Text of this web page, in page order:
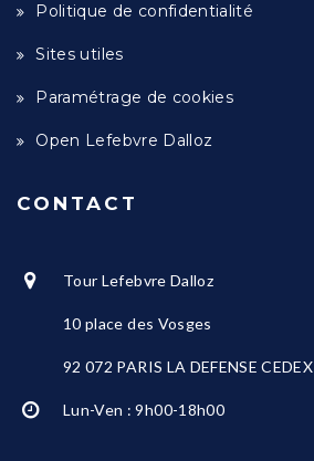
Politique de confidentialité
Sites utiles
Paramétrage de cookies
Open Lefebvre Dalloz
CONTACT
Tour Lefebvre Dalloz
10 place des Vosges
92 072 PARIS LA DEFENSE CEDEX
Lun-Ven : 9h00-18h00